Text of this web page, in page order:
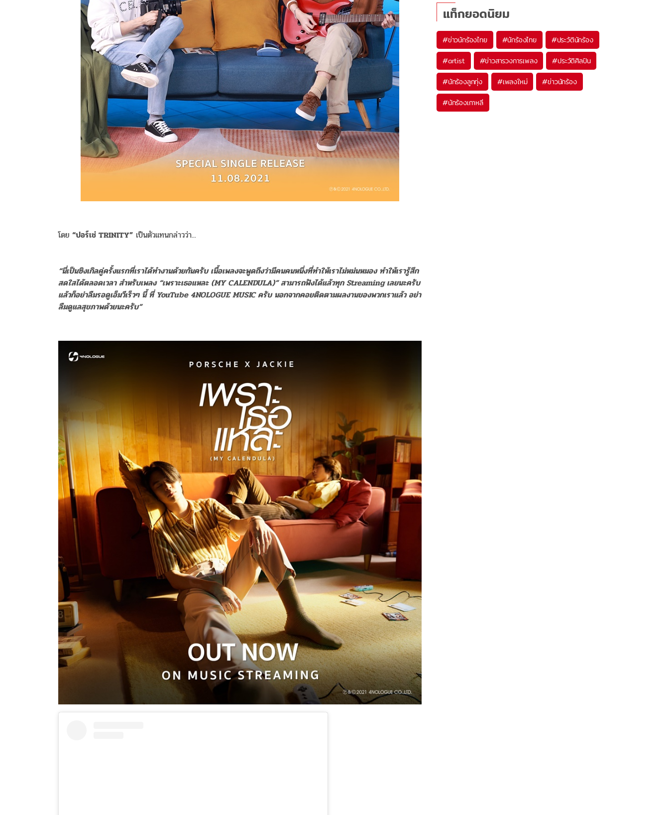
โดย “ปอร์เช่ TRINITY” เป็นตัวแทนกล่าวว่า...
“นี่เป็นซิงเกิลคู่ครั้งแรกที่เราได้ทำงานด้วยกันครับ เนื้อเพลงจะพูดถึงว่ามีคนคนหนึ่งที่ทำให้เราไม่หม่นหมอง ทำให้เรารู้สึก
สดใสได้ตลอดเวลา สำหรับเพลง “เพราะเธอแหละ (MY CALENDULA)” สามารถฟังได้แล้วทุก Streaming เลยนะครับ
แล้วก็อย่าลืมรอดูเอ็มวีเร็วๆ นี้ ที่ YouTube 4NOLOGUE MUSIC ครับ นอกจากคอยติดตามผลงานของพวกเราแล้ว อย่า
ลืมดูแลสุขภาพด้วยนะครับ”
แท็กยอดนิยม
#ข่าวนักร้องไทย #นักร้องไทย #ประวัตินักร้อง
#artist #ข่าวสารวงการเพลง #ประวัติศิลปิน
#นักร้องลูกทุ่ง #เพลงใหม่ #ข่าวนักร้อง
#นักร้องเกาหลี